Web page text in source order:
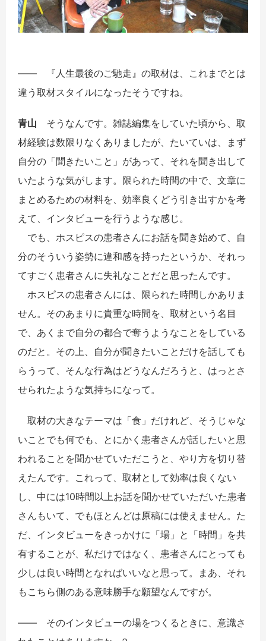
―― 『人生最後のご馳走』の取材は、これまでとは
違う取材スタイルになったそうですね。
青山 そうなんです。雑誌編集をしていた頃から、取
材経験は数限りなくありましたが、たいていは、まず
自分の「聞きたいこと」があって、それを聞き出して
いたような気がします。限られた時間の中で、文章に
まとめるための材料を、効率良くどう引き出すかを考
えて、インタビューを行うような感じ。
でも、ホスピスの患者さんにお話を聞き始めて、自
分のそういう姿勢に違和感を持ったというか、それっ
てすごく患者さんに失礼なことだと思ったんです。
ホスピスの患者さんには、限られた時間しかありま
せん。そのあまりに貴重な時間を、取材という名目
で、あくまで自分の都合で奪うようなことをしている
のだと。その上、自分が聞きたいことだけを話しても
らうって、そんな行為はどうなんだろうと、はっとさ
せられたような気持ちになって。
取材の大きなテーマは「食」だけれど、そうじゃな
いことでも何でも、とにかく患者さんが話したいと思
われることを聞かせていただこうと、やり方を切り替
えたんです。これって、取材として効率は良くない
し、中には10時間以上お話を聞かせていただいた患者
さんもいて、でもほとんどは原稿には使えません。た
だ、インタビューをきっかけに「場」と「時間」を共
有することが、私だけではなく、患者さんにとっても
少しは良い時間となればいいなと思って。まあ、それ
もこちら側のある意味勝手な願望なんですが。
―― そのインタビューの場をつくるときに、意識さ